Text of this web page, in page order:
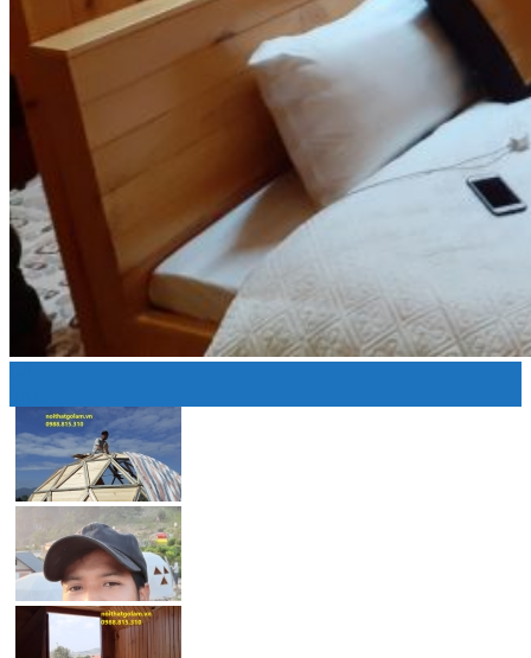
Giỏ hàng
Chưa có sản phẩm trong giỏ hàng.